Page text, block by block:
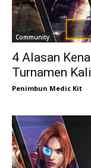
Community
4 Alasan
Turnamen
Penimbun Medic Kit -